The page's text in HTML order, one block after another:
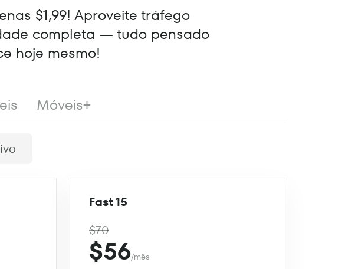
$1,99! Aproveite tráfego
completa — tudo pensado
hoje mesmo!
Móveis+
Fast 15
$70
$56/mês